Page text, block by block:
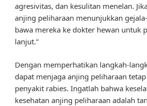
agresivitas, dan kesulitan menelan.
anjing peliharaan menunjukkan
bawa mereka ke dokter hewan untuk
lanjut.”
Dengan memperhatikan langkah-
dapat menjaga anjing peliharaan
penyakit rabies. Ingatlah bahwa
kesehatan anjing peliharaan adalah